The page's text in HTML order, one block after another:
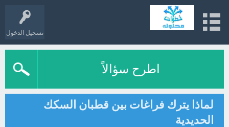
تسجيل الدخول
اطرح سؤالاً
لماذا يترك فراغات بين قطبان السكك
الحديدية